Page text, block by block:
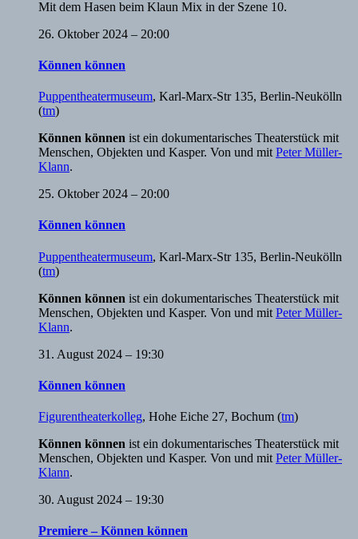
Mit dem Hasen beim Klaun Mix in der Szene 10.
26. Oktober 2024 – 20:00
Können können
Puppentheatermuseum, Karl-Marx-Str 135, Berlin-Neukölln
(tm)
Können können ist ein dokumentarisches Theaterstück mit
Menschen, Objekten und Kasper. Von und mit Peter Müller-
Klann.
25. Oktober 2024 – 20:00
Können können
Puppentheatermuseum, Karl-Marx-Str 135, Berlin-Neukölln
(tm)
Können können ist ein dokumentarisches Theaterstück mit
Menschen, Objekten und Kasper. Von und mit Peter Müller-
Klann.
31. August 2024 – 19:30
Können können
Figurentheaterkolleg, Hohe Eiche 27, Bochum (tm)
Können können ist ein dokumentarisches Theaterstück mit
Menschen, Objekten und Kasper. Von und mit Peter Müller-
Klann.
30. August 2024 – 19:30
Premiere – Können können